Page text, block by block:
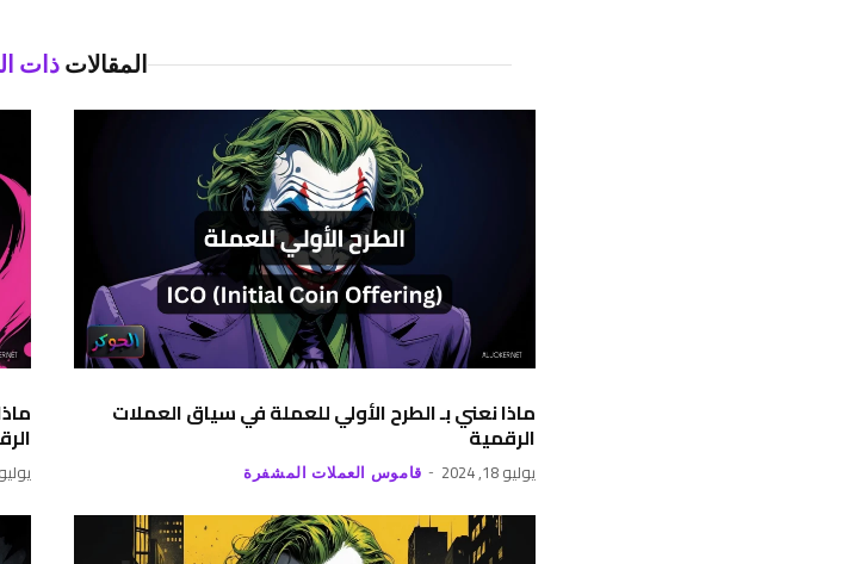
المقالاتذات
ماذا نعني بـ الطرح الأولي للعملة في سياق العملات
الرقمية
يوليو 18, 2024 قاموس العملات المشفرة يوليو 18, 2024